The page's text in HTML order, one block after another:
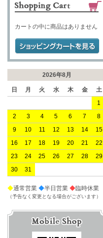
カートの中に商品はありません
2026年8月
日 月 火 水 木 金
土
1
2
3 4 5 6 7
8
9
10 11 12 13 14
15
16
17 18 19 20 21
22
23
24 25 26 27 28
29
30
31
◆通常営業 ◆半日営業 ◆臨時休業
（予告なく変更となる場合がございます）